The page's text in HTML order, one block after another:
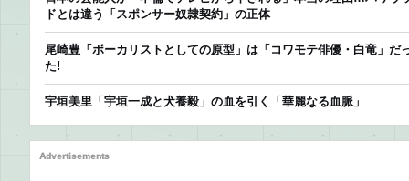
ドとは違う「スポンサー奴隷契約」の正体
尾崎豊「ボーカリストとしての原型」は「コワモテ俳優・白竜」だ
た!
宇垣美里「宇垣一成と犬養毅」の血を引く「華麗なる血脈」
Advertisements